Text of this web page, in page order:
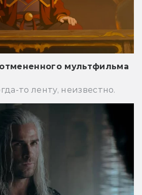
мультфильма
то ленту, неизвестно.